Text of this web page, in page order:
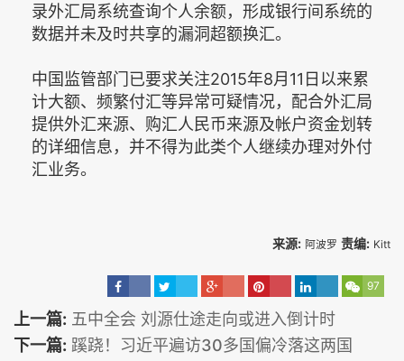
录外汇局系统查询个人余额，形成银行间系统的
数据并未及时共享的漏洞超额换汇。
中国监管部门已要求关注2015年8月11日以来累
计大额、频繁付汇等异常可疑情况，配合外汇局
提供外汇来源、购汇人民币来源及帐户资金划转
的详细信息，并不得为此类个人继续办理对外付
汇业务。
来源: 阿波罗 责编: Kitt
97
上一篇: 五中全会 刘源仕途走向或进入倒计时
下一篇: 蹊跷！习近平遍访30多国偏冷落这两国